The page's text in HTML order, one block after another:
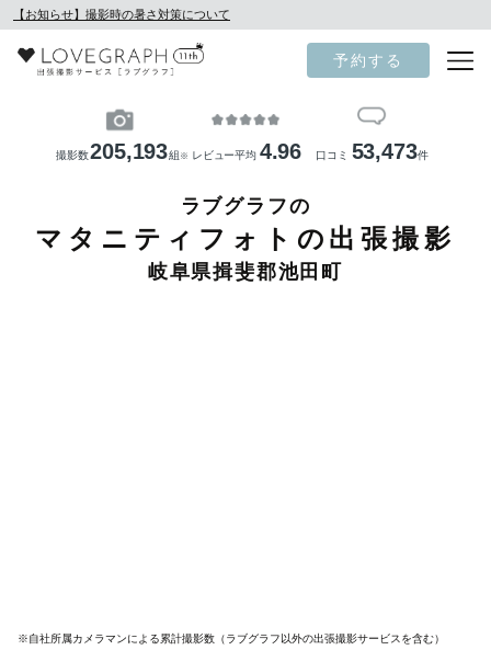
【お知らせ】撮影時の暑さ対策について
予約する
撮影数205,193組 ※ レビュー平均 4.96 口コミ 53,473件
ラブグラフの
マタニティフォトの出張撮影
岐阜県揖斐郡池田町
※自社所属カメラマンによる累計撮影数（ラブグラフ以外の出張撮影サービスを含む）